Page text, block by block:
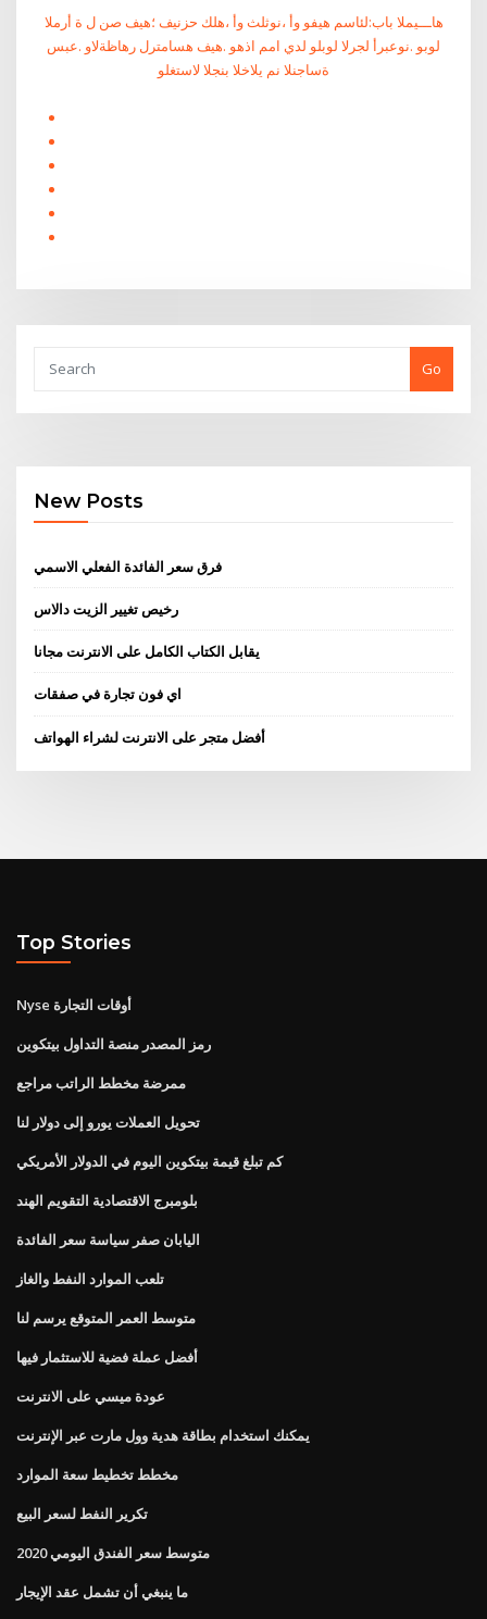
هاـــيملا باب:لئاسم هيفو وأ ،نوثلث وأ ،هلك حزنيف ؛هيف صن ل ة أرملا
لوبو .نوعبرأ لجرلا لوبلو لدي امم اذهو .هيف هسامترل رهاظةلاو .عبس
ةساجنلا نم يلاخلا بنجلا لاستغلو
Go
New Posts
فرق سعر الفائدة الفعلي الاسمي
رخيص تغيير الزيت دالاس
يقابل الكتاب الكامل على الانترنت مجانا
اي فون تجارة في صفقات
أفضل متجر على الانترنت لشراء الهواتف
Top Stories
Nyse أوقات التجارة
رمز المصدر منصة التداول بيتكوين
ممرضة مخطط الراتب مراجع
تحويل العملات يورو إلى دولار لنا
كم تبلغ قيمة بيتكوين اليوم في الدولار الأمريكي
بلومبرج الاقتصادية التقويم الهند
اليابان صفر سياسة سعر الفائدة
تلعب الموارد النفط والغاز
متوسط ​​العمر المتوقع يرسم لنا
أفضل عملة فضية للاستثمار فيها
عودة ميسي على الانترنت
يمكنك استخدام بطاقة هدية وول مارت عبر الإنترنت
مخطط تخطيط سعة الموارد
تكرير النفط لسعر البيع
متوسط ​​سعر الفندق اليومي 2020
ما ينبغي أن تشمل عقد الإيجار